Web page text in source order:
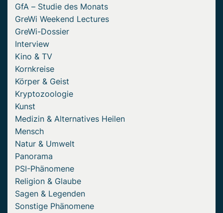
GfA – Studie des Monats
GreWi Weekend Lectures
GreWi-Dossier
Interview
Kino & TV
Kornkreise
Körper & Geist
Kryptozoologie
Kunst
Medizin & Alternatives Heilen
Mensch
Natur & Umwelt
Panorama
PSI-Phänomene
Religion & Glaube
Sagen & Legenden
Sonstige Phänomene